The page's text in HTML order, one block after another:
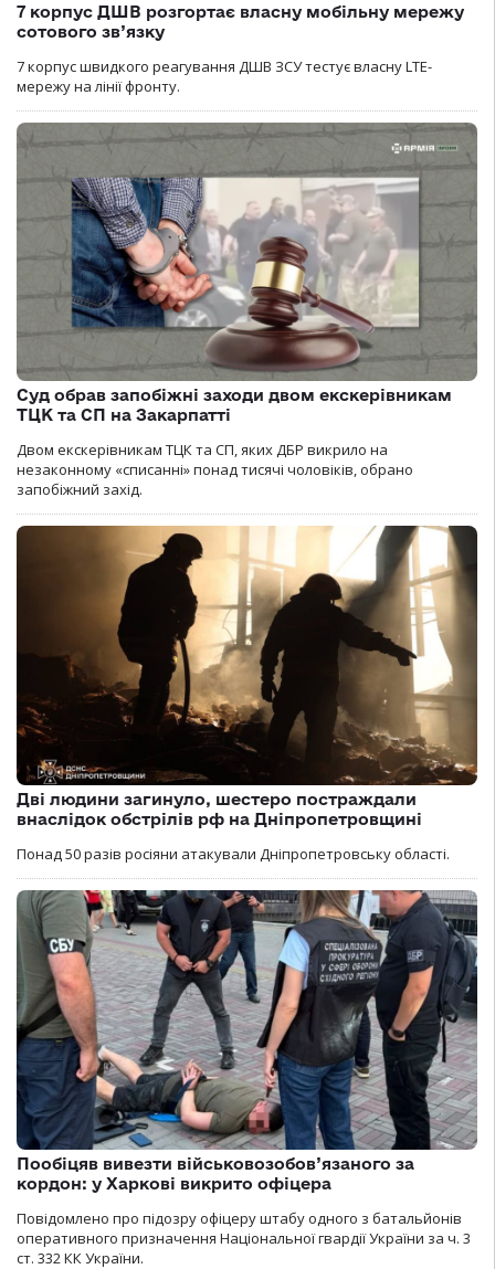
7 корпус ДШВ розгортає власну мобільну мережу
сотового зв’язку
7 корпус швидкого реагування ДШВ ЗСУ тестує власну LTE-
мережу на лінії фронту.
Суд обрав запобіжні заходи двом екскерівникам
ТЦК та СП на Закарпатті
Двом екскерівникам ТЦК та СП, яких ДБР викрило на
незаконному «списанні» понад тисячі чоловіків, обрано
запобіжний захід.
Дві людини загинуло, шестеро постраждали
внаслідок обстрілів рф на Дніпропетровщині
Понад 50 разів росіяни атакували Дніпропетровську області.
Пообіцяв вивезти військовозобов’язаного за
кордон: у Харкові викрито офіцера
Повідомлено про підозру офіцеру штабу одного з батальйонів
оперативного призначення Національної гвардії України за ч. 3
ст. 332 КК України.